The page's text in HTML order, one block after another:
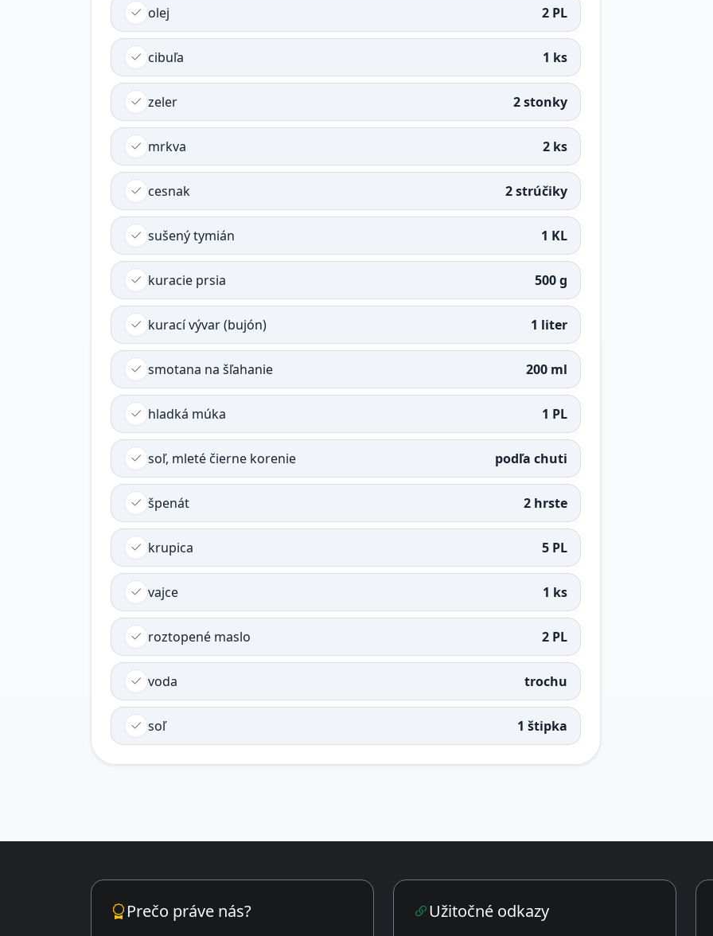
olej 2 PL
cibuľa 1 ks
zeler 2 stonky
mrkva 2 ks
cesnak 2 strúčiky
sušený tymián 1 KL
kuracie prsia 500 g
kurací vývar (bujón) 1 liter
smotana na šľahanie 200 ml
hladká múka 1 PL
soľ, mleté čierne korenie podľa chuti
špenát 2 hrste
krupica 5 PL
vajce 1 ks
roztopené maslo 2 PL
voda trochu
soľ 1 štipka
Prečo práve nás? Užitočné odkazy